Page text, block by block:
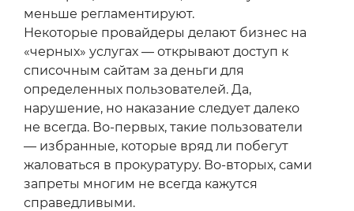
меньше регламентируют.
Некоторые провайдеры делают бизнес на
«черных» услугах — открывают доступ к
списочным сайтам за деньги для
определенных пользователей. Да,
нарушение, но наказание следует далеко
не всегда. Во-первых, такие пользователи
— избранные, которые вряд ли побегут
жаловаться в прокуратуру. Во-вторых, сами
запреты многим не всегда кажутся
справедливыми.